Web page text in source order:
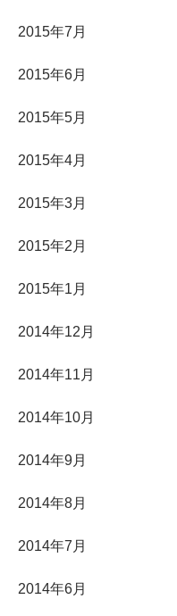
2015年7月
2015年6月
2015年5月
2015年4月
2015年3月
2015年2月
2015年1月
2014年12月
2014年11月
2014年10月
2014年9月
2014年8月
2014年7月
2014年6月